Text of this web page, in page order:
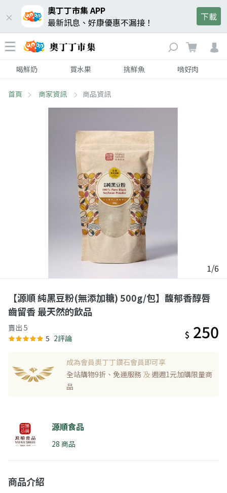
奧丁丁市集 APP
最新訊息、好康優惠不漏接！
下載
喝鮮奶 買水果 挑鮮魚 啃好肉
首頁 商家資訊 商品資訊
1/6
【源順 純黑豆粉(無添加糖) 500g/包】馥郁香醇唇
齒留香 最天然的飲品
賣出 5
5 2評論 $ 250
成為會員奧丁丁鑽石會員即可享
全站購物9折、免運服務 及 週週1元加購限量商
品
源順食品
28 商品
商品介紹